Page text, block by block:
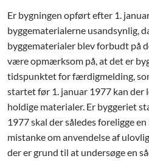
Er bygningen opført efter 1.
byggematerialerne usandsynlig,
byggematerialer blev forbudt på
være opmærksom på, at det er
tidspunktet for færdigmelding,
startet før 1. januar 1977 kan
holdige materialer. Er byggeriet
1977 skal der således foreligge
mistanke om anvendelse af
der er grund til at undersøge en